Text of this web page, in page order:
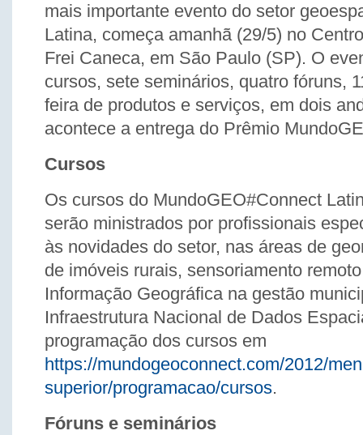
mais importante evento do setor
Latina, começa amanhã (29/5) no
Frei Caneca, em São Paulo (SP). O
cursos, sete seminários, quatro fóruns,
feira de produtos e serviços, em dois
acontece a entrega do Prêmio
Cursos
Os cursos do MundoGEO#Connect
serão ministrados por profissionais
às novidades do setor, nas áreas de
de imóveis rurais, sensoriamento
Informação Geográfica na gestão
Infraestrutura Nacional de Dados
programação dos cursos em
https://mundogeoconnect.com/2012/
superior/programacao/cursos.
Fóruns e seminários